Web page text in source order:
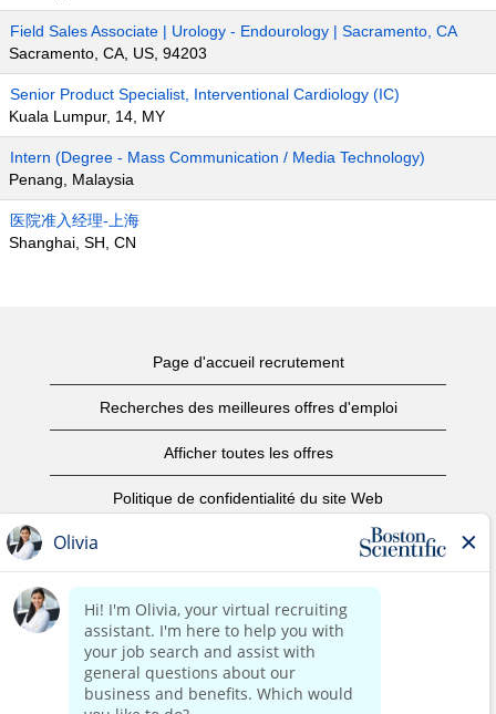
Field Sales Associate | Urology - Endourology | Sacramento, CA
Sacramento, CA, US, 94203
Senior Product Specialist, Interventional Cardiology (IC)
Kuala Lumpur, 14, MY
Intern (Degree - Mass Communication / Media Technology)
Penang, Malaysia
医院准入经理-上海
Shanghai, SH, CN
Page d'accueil recrutement
Recherches des meilleures offres d'emploi
Afficher toutes les offres
Politique de confidentialité du site Web
Avis de droits d’auteur
Nous contacter
Page d'accueil du site de l'entreprise